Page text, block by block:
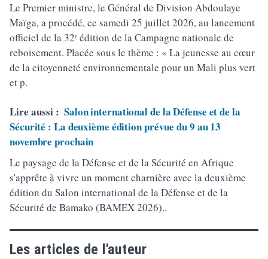
Le Premier ministre, le Général de Division Abdoulaye
Maïga, a procédé, ce samedi 25 juillet 2026, au lancement
officiel de la 32ᵉ édition de la Campagne nationale de
reboisement. Placée sous le thème : « La jeunesse au cœur
de la citoyenneté environnementale pour un Mali plus vert
et p.
Lire aussi : Salon international de la Défense et de la
Sécurité : La deuxième édition prévue du 9 au 13
novembre prochain
Le paysage de la Défense et de la Sécurité en Afrique
s'apprête à vivre un moment charnière avec la deuxième
édition du Salon international de la Défense et de la
Sécurité de Bamako (BAMEX 2026)..
Les articles de l'auteur